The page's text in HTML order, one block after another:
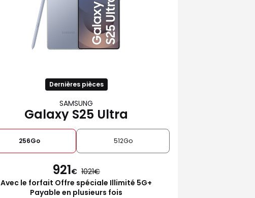
Dernières pièces
SAMSUNG
Galaxy S25 Ultra
256Go 512Go
921€ 1021
Avec le forfait Offre spéciale Illimité 5G+
Payable en plusieurs fois